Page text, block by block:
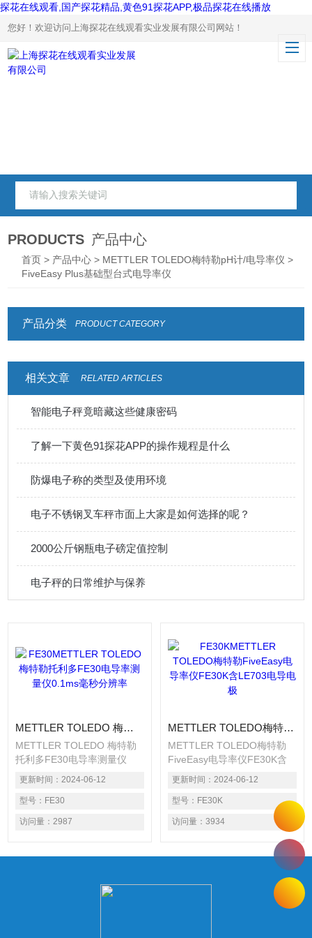
探花在线观看,国产探花精品,黄色91探花APP,极品探花在线播放
您好！欢迎访问上海探花在线观看实业发展有限公司网站！
PRODUCTS 产品中心
首页 > 产品中心 > METTLER TOLEDO梅特勒pH计/电导率仪 >
FiveEasy Plus基础型台式电导率仪
产品分类 PRODUCT CATEGORY
相关文章 RELATED ARTICLES
智能电子秤竟暗藏这些健康密码
了解一下黄色91探花APP的操作规程是什么
防爆电子称的类型及使用环境
电子不锈钢叉车秤市面上大家是如何选择的呢？
2000公斤钢瓶电子磅定值控制
电子秤的日常维护与保养
METTLER TOLEDO 梅特勒托利多FE30电导率测量仪0.1ms毫秒分辨率
METTLER TOLEDO 梅特勒
托利多FE30电导率测量仪
0.1ms毫秒分辨率、电导标准
液等 一点校准（内置零
点），仪器预置三种标准液、
两个参比温度（20℃和
25℃）； ? 能测量两种指
动/手动两种终点方式，对于
更新时间： 2024-06-12
型号： FE30
访问量： 2987
METTLER TOLEDO梅特勒FiveEasy电导率仪FE30K含LE703电导电极
METTLER TOLEDO梅特勒
FiveEasy电导率仪FE30K含
LE703电导电极含FiveEasy
电导率仪主机，LE703电导电
极、电极支架、电导标准液等
一点校准（内置零点），仪器
预置三种标准液、两个参比温
度（20℃和25℃）； ? 能测
量两种指标：电导率、
TDS； 自动/手动两
种终点方式，对于不同样品可
更新时间： 2024-06-12
型号： FE30K
访问量： 3934